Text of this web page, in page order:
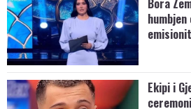
emisionit
Ekipi i